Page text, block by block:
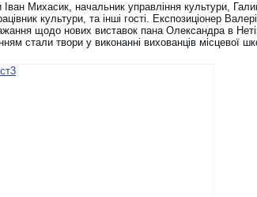
Іван Михасик, начальник управління культури,
культури, та інші гості. Експозиціонер
щодо нових виставок пана Олександра в
стали твори у виконанні вихованців місцевої